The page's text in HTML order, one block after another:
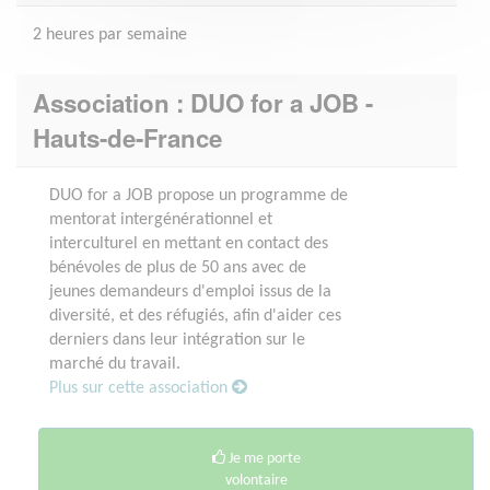
2 heures par semaine
Association : DUO for a JOB -
Hauts-de-France
DUO for a JOB propose un programme de
mentorat intergénérationnel et
interculturel en mettant en contact des
bénévoles de plus de 50 ans avec de
jeunes demandeurs d'emploi issus de la
diversité, et des réfugiés, afin d'aider ces
derniers dans leur intégration sur le
marché du travail.
Plus sur cette association
Je me porte
volontaire